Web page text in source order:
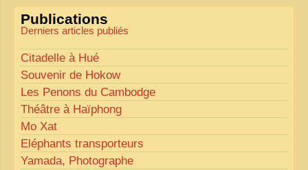
« Comme tout bon collectionneur le sait, la
perfection est un idéal… mais nous y travaillons
Publications
Derniers articles publiés
Citadelle à Hué
Souvenir de Hokow
Les Penons du Cambodge
Théâtre à Haïphong
Mo Xat
Eléphants transporteurs
Yamada, Photographe